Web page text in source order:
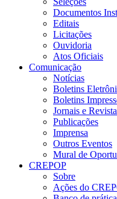
Documentos
Editais
Licitações
Ouvidoria
Atos Oficiais
Comunicação
Notícias
Boletins
Boletins
Jornais e
Publicações
Imprensa
Outros Eventos
Mural de
CREPOP
Sobre
Ações do